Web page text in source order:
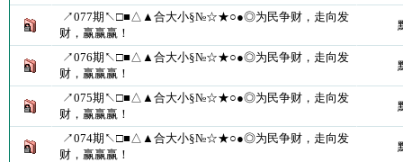
↗077期↖□■△▲合大小§№☆★○●◎为民争财，走向发
财，赢赢赢！
↗076期↖□■△▲合大小§№☆★○●◎为民争财，走向发
财，赢赢赢！
↗075期↖□■△▲合大小§№☆★○●◎为民争财，走向发
财，赢赢赢！
↗074期↖□■△▲合大小§№☆★○●◎为民争财，走向发
财，赢赢赢！